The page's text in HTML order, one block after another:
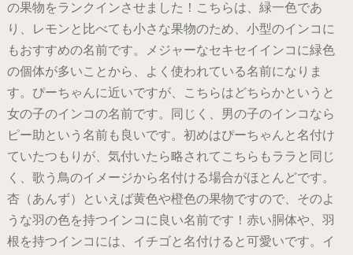
の果物をランクインさせました！こちらは、緑一色であ
り、レモンと比べても小さな果物のため、小型のインコに
もおすすめの名前です。メジャーなセキセイインコに緑色
の個体が多いことから、よく使われている名前になりま
す。ぴーちゃんに近いですが、こちらはどちらかというと
女の子のインコの名前です。同じく、男の子のインコなら
ピー助という名前も良いです。初めはぴーちゃんと名付け
ていたつもりが、気付いたら略されてこちらもララと同じ
く、歌う鳥のイメージから名付ける場合がほとんどです。
杏（あんず）といえば黄色や橙色の果物ですので、そのよ
うな羽の色を持つインコに良い名前です！赤い胴体や、羽
根を持つインコには、イチゴと名付けると可愛いです。イ